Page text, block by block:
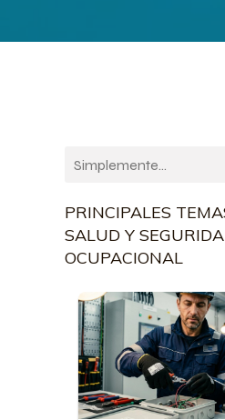
PRINCIPALES
SALUD Y
OCUPACIONAL